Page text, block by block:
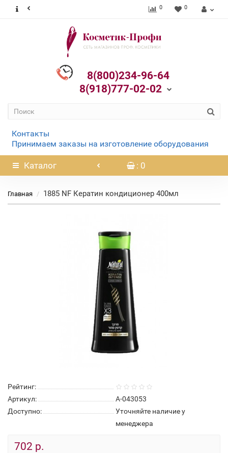
0 0
8(800)234-96-64
8(918)777-02-02
Контакты
Принимаем заказы на изготовление оборудования
Каталог : 0
Главная 1885 NF Кератин кондиционер 400мл
Рейтинг:
Артикул:
А-043053
Доступно:
Уточняйте наличие у
менеджера
702 р.